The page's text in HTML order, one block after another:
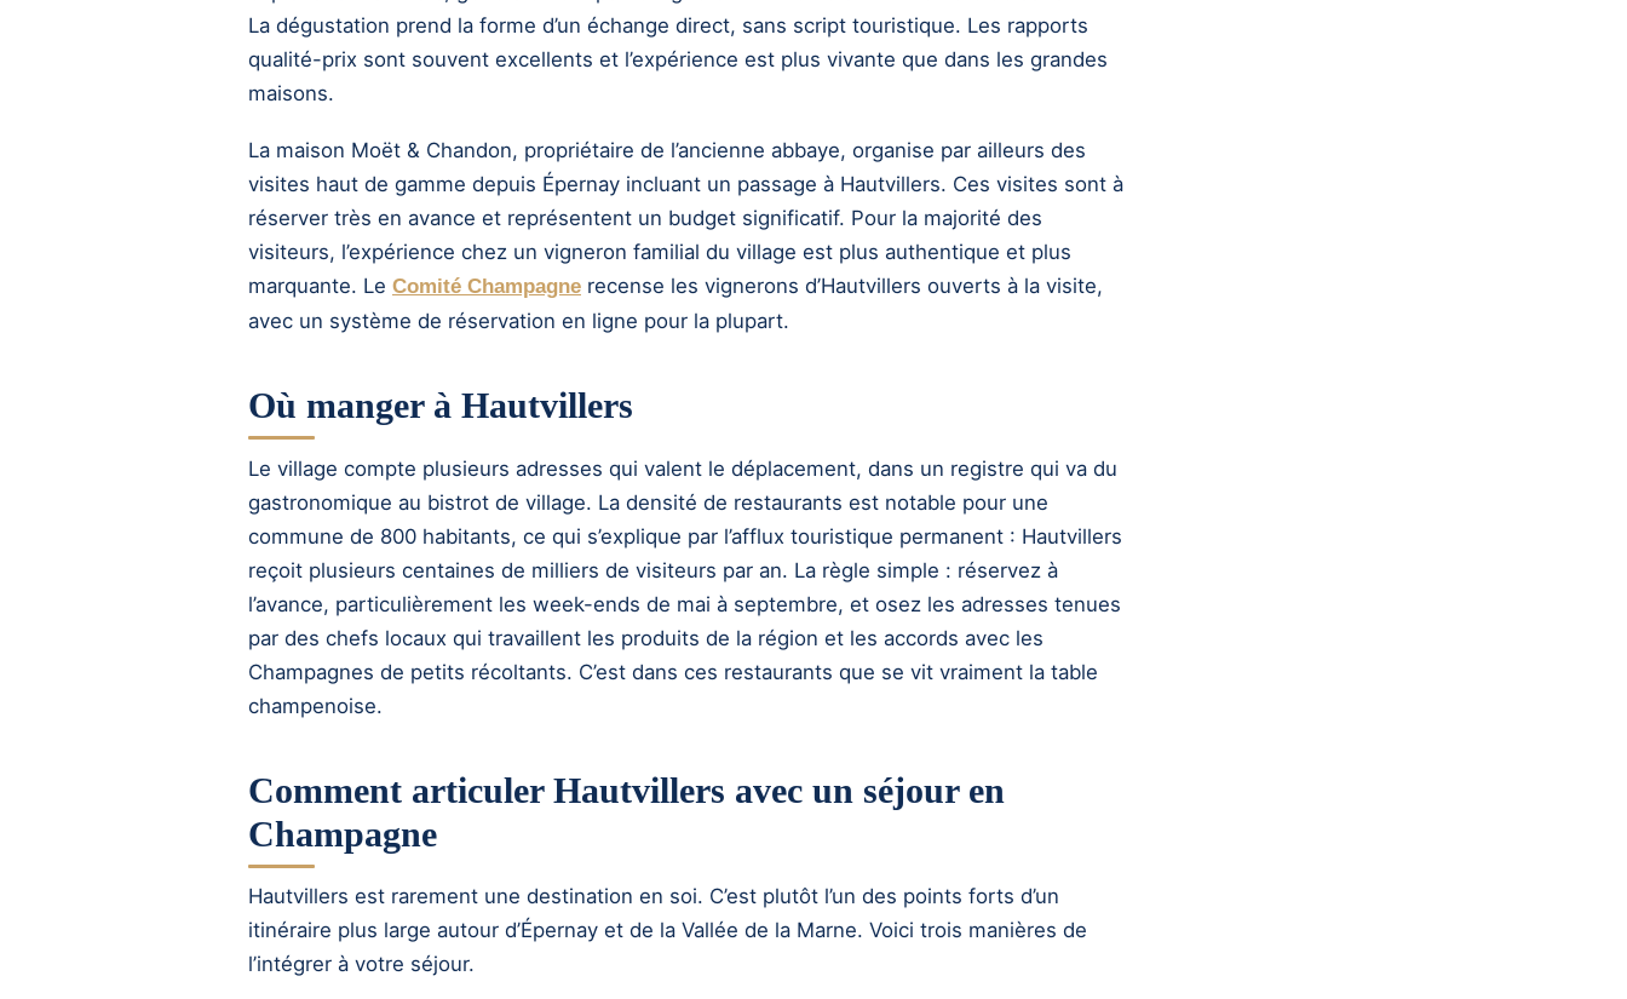
La dégustation prend la forme d’un échange direct, sans script touristique. Les rapports
qualité-prix sont souvent excellents et l’expérience est plus vivante que dans les grandes
maisons.
La maison Moët & Chandon, propriétaire de l’ancienne abbaye, organise par ailleurs des
visites haut de gamme depuis Épernay incluant un passage à Hautvillers. Ces visites sont à
réserver très en avance et représentent un budget significatif. Pour la majorité des
visiteurs, l’expérience chez un vigneron familial du village est plus authentique et plus
marquante. Le Comité Champagne recense les vignerons d’Hautvillers ouverts à la visite,
avec un système de réservation en ligne pour la plupart.
Où manger à Hautvillers
Le village compte plusieurs adresses qui valent le déplacement, dans un registre qui va du
gastronomique au bistrot de village. La densité de restaurants est notable pour une
commune de 800 habitants, ce qui s’explique par l’afflux touristique permanent : Hautvillers
reçoit plusieurs centaines de milliers de visiteurs par an. La règle simple : réservez à
l’avance, particulièrement les week-ends de mai à septembre, et osez les adresses tenues
par des chefs locaux qui travaillent les produits de la région et les accords avec les
Champagnes de petits récoltants. C’est dans ces restaurants que se vit vraiment la table
champenoise.
Comment articuler Hautvillers avec un séjour en
Champagne
Hautvillers est rarement une destination en soi. C’est plutôt l’un des points forts d’un
itinéraire plus large autour d’Épernay et de la Vallée de la Marne. Voici trois manières de
l’intégrer à votre séjour.